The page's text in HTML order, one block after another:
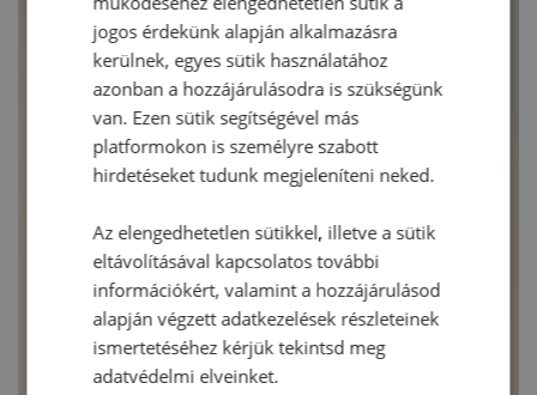
jogos érdekünk alapján alkalmazásra
kerülnek, egyes sütik használatához
azonban a hozzájárulásodra is szükségünk
van. Ezen sütik segítségével más
platformokon is személyre szabott
hirdetéseket tudunk megjeleníteni neked.
Az elengedhetetlen sütikkel, illetve a sütik
eltávolításával kapcsolatos további
információkért, valamint a hozzájárulásod
alapján végzett adatkezelések részleteinek
ismertetéséhez kérjük tekintsd meg
adatvédelmi elveinket.